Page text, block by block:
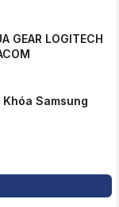
GEAR LOGITECH
Samsung